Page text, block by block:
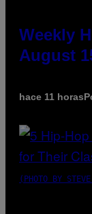
Weekly
August
hace 11 horas
(PHOTO BY